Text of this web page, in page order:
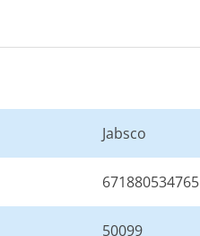
Jabsco
671880534765
50099